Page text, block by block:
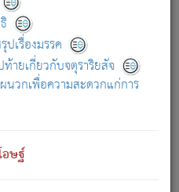
เรื่องมรรค
ายเกี่ยวกับจตุราริยสัจ
นวกเพื่อความสะดวกแก่การ
ษฐ์